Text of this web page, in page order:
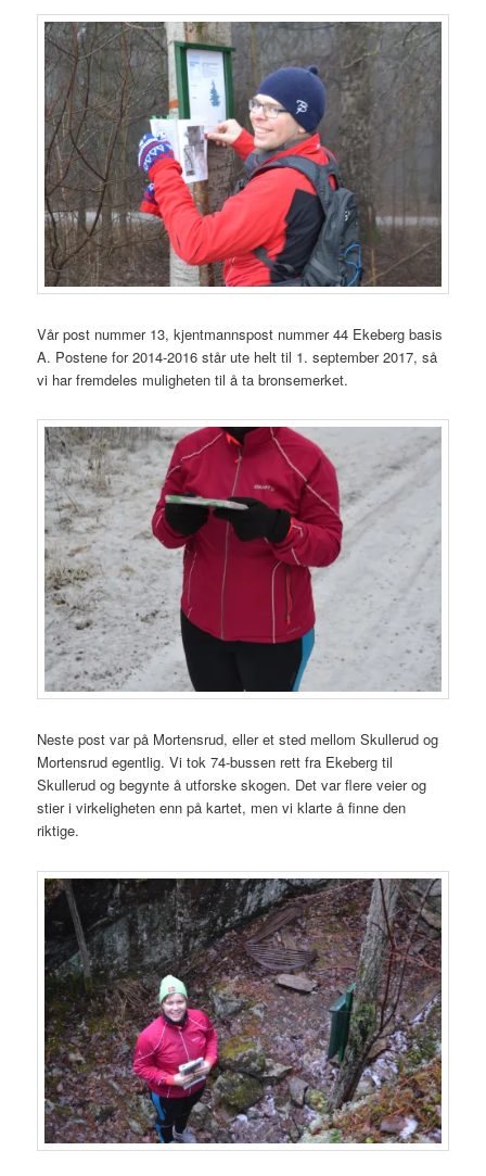
Vår post nummer 13, kjentmannspost nummer 44 Ekeberg basis
A. Postene for 2014-2016 står ute helt til 1. september 2017, så
vi har fremdeles muligheten til å ta bronsemerket.
Neste post var på Mortensrud, eller et sted mellom Skullerud og
Mortensrud egentlig. Vi tok 74-bussen rett fra Ekeberg til
Skullerud og begynte å utforske skogen. Det var flere veier og
stier i virkeligheten enn på kartet, men vi klarte å finne den
riktige.